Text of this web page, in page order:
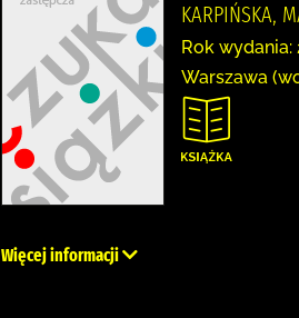
KARPIŃSKA,
Rok wydania:
Warszawa
Więcej informacji